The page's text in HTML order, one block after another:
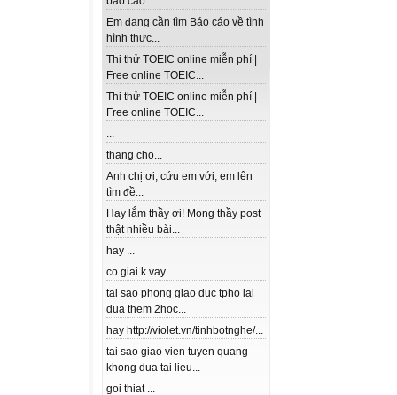
Em đang cần tìm Báo cáo về tình
hình thực...
Thi thử TOEIC online miễn phí |
Free online TOEIC...
Thi thử TOEIC online miễn phí |
Free online TOEIC...
...
thang cho...
Anh chị ơi, cứu em với, em lên
tìm đề...
Hay lắm thầy ơi! Mong thầy post
thật nhiều bài...
hay ...
co giai k vay...
tai sao phong giao duc tpho lai
dua them 2hoc...
hay http://violet.vn/tinhbotnghe/...
tai sao giao vien tuyen quang
khong dua tai lieu...
goi thiat ...